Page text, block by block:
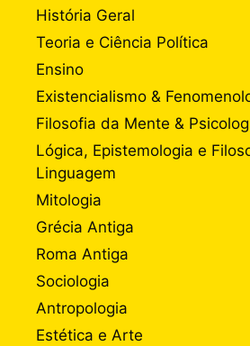
História Geral
Teoria e Ciência Política
Ensino
Existencialismo &
Filosofia da Mente &
Lógica, Epistemologia e
Linguagem
Mitologia
Grécia Antiga
Roma Antiga
Sociologia
Antropologia
Estética e Arte